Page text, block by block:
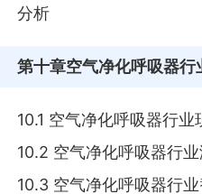
分析
第十章空气净化呼吸器行
10.1 空气净化呼吸器行
10.2 空气净化呼吸器行
10.3 空气净化呼吸器行